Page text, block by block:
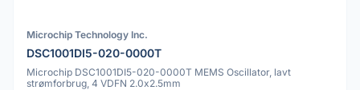
Microchip Technology Inc.
DSC1001DI5-020-0000T
Microchip DSC1001DI5-020-0000T MEMS Oscillator, lavt
strømforbrug, 4 VDFN 2.0x2.5mm